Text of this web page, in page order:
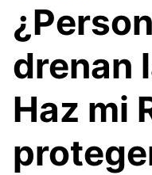
drenan
Haz mi